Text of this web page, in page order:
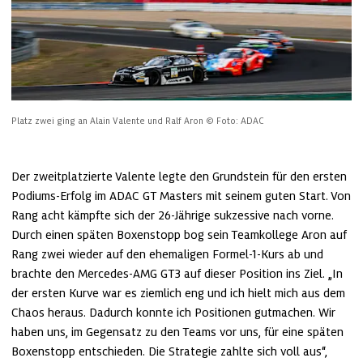
Platz zwei ging an Alain Valente und Ralf Aron © Foto: ADAC
Der zweitplatzierte Valente legte den Grundstein für den ersten
Podiums-Erfolg im ADAC GT Masters mit seinem guten Start. Von
Rang acht kämpfte sich der 26-Jährige sukzessive nach vorne.
Durch einen späten Boxenstopp bog sein Teamkollege Aron auf
Rang zwei wieder auf den ehemaligen Formel-1-Kurs ab und
brachte den Mercedes-AMG GT3 auf dieser Position ins Ziel. „In
der ersten Kurve war es ziemlich eng und ich hielt mich aus dem
Chaos heraus. Dadurch konnte ich Positionen gutmachen. Wir
haben uns, im Gegensatz zu den Teams vor uns, für eine späten
Boxenstopp entschieden. Die Strategie zahlte sich voll aus“,